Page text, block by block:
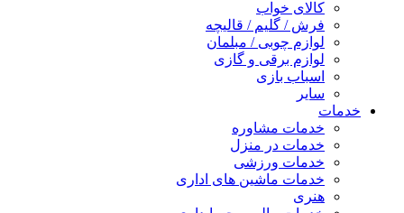
کالای خواب
فرش / گلیم / قالیچه
لوازم چوبی / مبلمان
لوازم برقی و گازی
اسباب بازی
سایر
خدمات
خدمات مشاوره
خدمات در منزل
خدمات ورزشی
خدمات ماشین های اداری
هنری